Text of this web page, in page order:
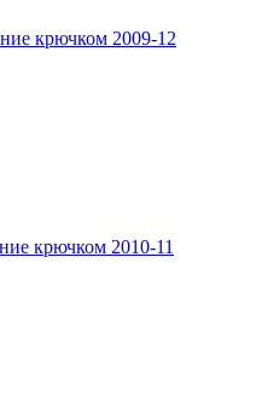
крючком 2009-12
крючком 2010-11